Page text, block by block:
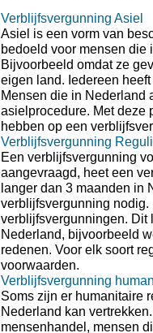
Verblijfsvergunning Asiel
Asiel is een vorm van
bedoeld voor mensen
Bijvoorbeeld omdat ze
eigen land. Iedereen
Mensen die in Nederland
asielprocedure. Met deze
hebben op een
Verblijfsvergunning
Een verblijfsvergunning
aangevraagd, heet een
langer dan 3 maanden in
verblijfsvergunning
verblijfsvergunningen. Dit
Nederland, bijvoorbeeld
redenen. Voor elk soort
voorwaarden.
Verblijfsvergunning
Soms zijn er humanitaire
Nederland kan
mensenhandel, mensen